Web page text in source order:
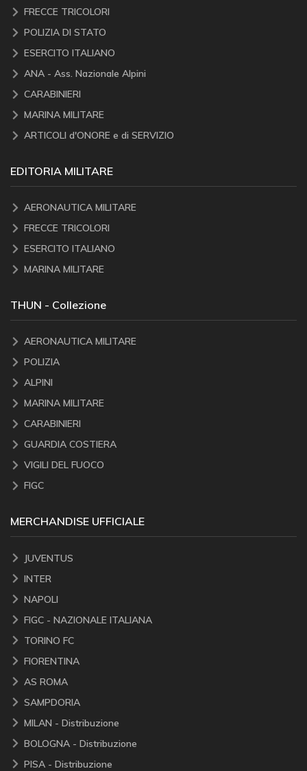
FRECCE TRICOLORI
POLIZIA DI STATO
ESERCITO ITALIANO
ANA - Ass. Nazionale Alpini
CARABINIERI
MARINA MILITARE
ARTICOLI d'ONORE e di SERVIZIO
EDITORIA MILITARE
AERONAUTICA MILITARE
FRECCE TRICOLORI
ESERCITO ITALIANO
MARINA MILITARE
THUN - Collezione
AERONAUTICA MILITARE
POLIZIA
ALPINI
MARINA MILITARE
CARABINIERI
GUARDIA COSTIERA
VIGILI DEL FUOCO
FIGC
MERCHANDISE UFFICIALE
JUVENTUS
INTER
NAPOLI
FIGC - NAZIONALE ITALIANA
TORINO FC
FIORENTINA
AS ROMA
SAMPDORIA
MILAN - Distribuzione
BOLOGNA - Distribuzione
PISA - Distribuzione